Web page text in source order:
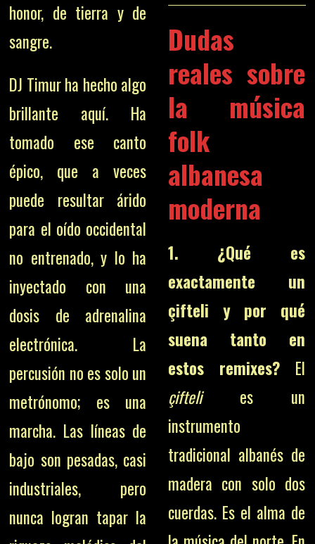
honor, de tierra y de
sangre.
DJ Timur ha hecho algo
brillante aquí. Ha
tomado ese canto
épico, que a veces
puede resultar árido
para el oído occidental
no entrenado, y lo ha
inyectado con una
dosis de adrenalina
electrónica. La
percusión no es solo un
metrónomo; es una
marcha. Las líneas de
bajo son pesadas, casi
industriales, pero
nunca logran tapar la
Dudas
reales sobre
la música
folk
albanesa
moderna
1. ¿Qué es
exactamente un
çifteli y por qué
suena tanto en
estos remixes? El
çiftelies un
instrumento
tradicional albanés de
madera con solo dos
cuerdas. Es el alma de